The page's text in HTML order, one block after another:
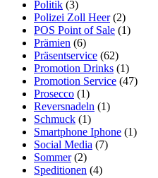
Politik (3)
Polizei Zoll Heer(2)
POS Point of Sale (1)
Prämien (6)
Präsentservice (62)
Promotion Drinks (1)
Promotion Service (47)
Prosecco (1)
Reversnadeln (1)
Schmuck (1)
Smartphone Iphone (1)
Social Media (7)
Sommer(2)
Speditionen (4)